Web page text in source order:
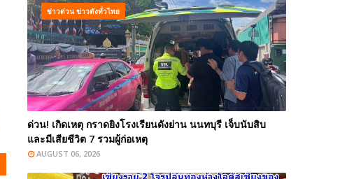
ข่าวด่วน ข่าวดังทั่วไทย
ด่วน! เกิดเหตุ กราดยิงโรงเรียนดังย่าน นนทบุรี เจ็บนับสิบ
และมีเสียชีวิต 7 รวมผู้ก่อเหตุ
AUGUST 06, 2026